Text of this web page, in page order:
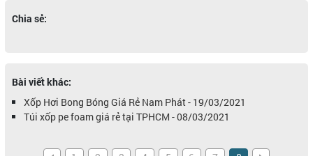
Chia sẻ:
Bài viết khác:
Xốp Hơi Bong Bóng Giá Rẻ Nam Phát - 19/03/2021
Túi xốp pe foam giá rẻ tại TPHCM - 08/03/2021